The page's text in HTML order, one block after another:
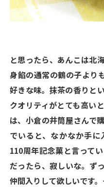
と思ったら、あんこは北
身餡の通常の鶴の子より
好きな味。抹茶の香りと
クオリティがとても高い
は、小倉の井筒屋さんで
でいると、なかなか手に
110周年記念菓と言って
だったら、寂しいな。ず
仲間入りして欲しいです。